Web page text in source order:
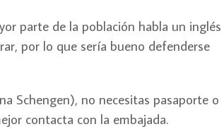
parte de la población habla un inglés
por lo que sería bueno defenderse
Schengen), no necesitas pasaporte o
contacta con la embajada.